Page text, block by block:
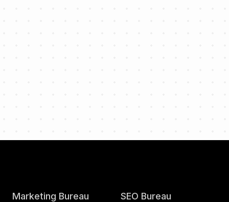
Marketing Bureau SEO Bureau